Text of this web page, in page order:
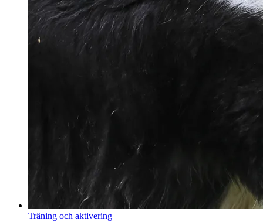
Träning och aktivering